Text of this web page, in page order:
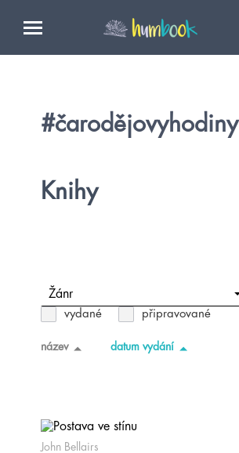
#čarodějovyhodiny
Knihy
Žánr
vydané připravované
název datum vydání
John Bellairs